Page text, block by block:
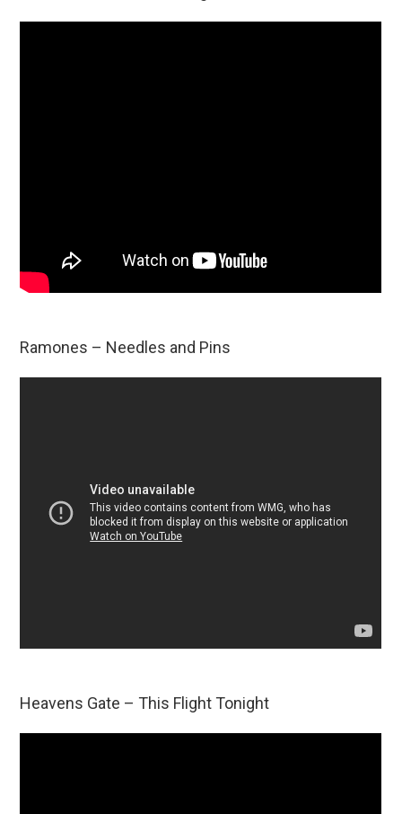
Ramones – Needles and Pins
Heavens Gate – This Flight Tonight